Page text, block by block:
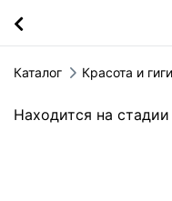
Каталог Красота и
Находится на стадии